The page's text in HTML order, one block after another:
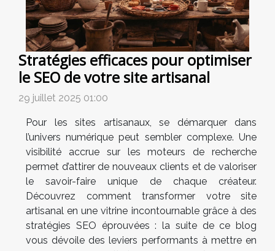
Stratégies efficaces pour optimiser
le SEO de votre site artisanal
29 juillet 2025 01:00
Pour les sites artisanaux, se démarquer dans
l’univers numérique peut sembler complexe. Une
visibilité accrue sur les moteurs de recherche
permet d’attirer de nouveaux clients et de valoriser
le savoir-faire unique de chaque créateur.
Découvrez comment transformer votre site
artisanal en une vitrine incontournable grâce à des
stratégies SEO éprouvées : la suite de ce blog
vous dévoile des leviers performants à mettre en